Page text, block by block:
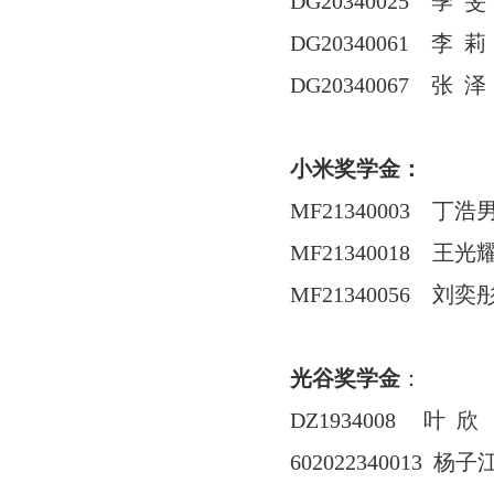
DG20340061 李 莉
DG20340067 张 泽
小米奖学金：
MF21340003 丁浩男
MF21340018 王光
MF21340056 刘奕
光谷奖学金 ：
DZ1934008 叶 欣
602022340013 杨子